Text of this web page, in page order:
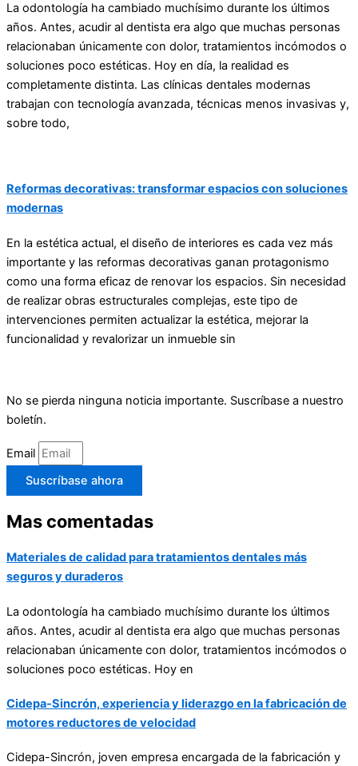
La odontología ha cambiado muchísimo durante los últimos
años. Antes, acudir al dentista era algo que muchas personas
relacionaban únicamente con dolor, tratamientos incómodos o
soluciones poco estéticas. Hoy en día, la realidad es
completamente distinta. Las clínicas dentales modernas
trabajan con tecnología avanzada, técnicas menos invasivas y,
sobre todo,
Reformas decorativas: transformar espacios con soluciones
modernas
En la estética actual, el diseño de interiores es cada vez más
importante y las reformas decorativas ganan protagonismo
como una forma eficaz de renovar los espacios. Sin necesidad
de realizar obras estructurales complejas, este tipo de
intervenciones permiten actualizar la estética, mejorar la
funcionalidad y revalorizar un inmueble sin
No se pierda ninguna noticia importante. Suscríbase a nuestro
boletín.
Email
Suscríbase ahora
Mas comentadas
Materiales de calidad para tratamientos dentales más
seguros y duraderos
La odontología ha cambiado muchísimo durante los últimos
años. Antes, acudir al dentista era algo que muchas personas
relacionaban únicamente con dolor, tratamientos incómodos o
soluciones poco estéticas. Hoy en
Cidepa-Sincrón, experiencia y liderazgo en la fabricación de
motores reductores de velocidad
Cidepa-Sincrón, joven empresa encargada de la fabricación y